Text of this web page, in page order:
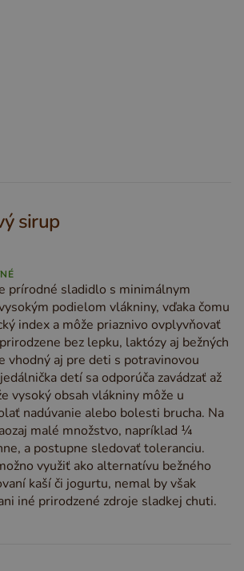
sirup
prírodné sladidlo s minimálnym
podielom vlákniny, vďaka čomu
index a môže priaznivo ovplyvňovať
bez lepku, laktózy aj bežných
vhodný aj pre deti s potravinovou
detí sa odporúča zavádzať až
vysoký obsah vlákniny môže u
nadúvanie alebo bolesti brucha. Na
malé množstvo, napríklad ¼
a postupne sledovať toleranciu.
využiť ako alternatívu bežného
kaší či jogurtu, nemal by však
iné prirodzené zdroje sladkej chuti.